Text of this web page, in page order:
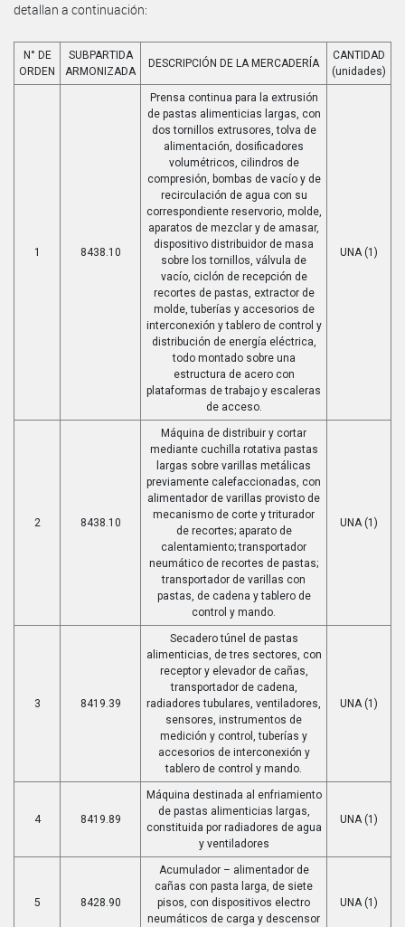
detallan a continuación:
N° DE
ORDEN
SUBPARTIDA
ARMONIZADA
DESCRIPCIÓN DE LA MERCADERÍA
CANTIDAD
(unidades)
1 8438.10
Prensa continua para la extrusión
de pastas alimenticias largas, con
dos tornillos extrusores, tolva de
alimentación, dosificadores
volumétricos, cilindros de
compresión, bombas de vacío y de
recirculación de agua con su
correspondiente reservorio, molde,
aparatos de mezclar y de amasar,
dispositivo distribuidor de masa
sobre los tornillos, válvula de
vacío, ciclón de recepción de
recortes de pastas, extractor de
molde, tuberías y accesorios de
interconexión y tablero de control y
distribución de energía eléctrica,
todo montado sobre una
estructura de acero con
plataformas de trabajo y escaleras
de acceso.
UNA (1)
2 8438.10
Máquina de distribuir y cortar
mediante cuchilla rotativa pastas
largas sobre varillas metálicas
previamente calefaccionadas, con
alimentador de varillas provisto de
mecanismo de corte y triturador
de recortes; aparato de
calentamiento; transportador
neumático de recortes de pastas;
transportador de varillas con
pastas, de cadena y tablero de
control y mando.
UNA (1)
3 8419.39
Secadero túnel de pastas
alimenticias, de tres sectores, con
receptor y elevador de cañas,
transportador de cadena,
radiadores tubulares, ventiladores,
sensores, instrumentos de
medición y control, tuberías y
accesorios de interconexión y
tablero de control y mando.
UNA (1)
4 8419.89
Máquina destinada al enfriamiento
de pastas alimenticias largas,
constituida por radiadores de agua
y ventiladores
UNA (1)
5 8428.90
Acumulador – alimentador de
cañas con pasta larga, de siete
pisos, con dispositivos electro
neumáticos de carga y descensor
UNA (1)